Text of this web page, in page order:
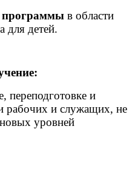
программы в области
для детей.
переподготовке и
рабочих и служащих, не
уровней